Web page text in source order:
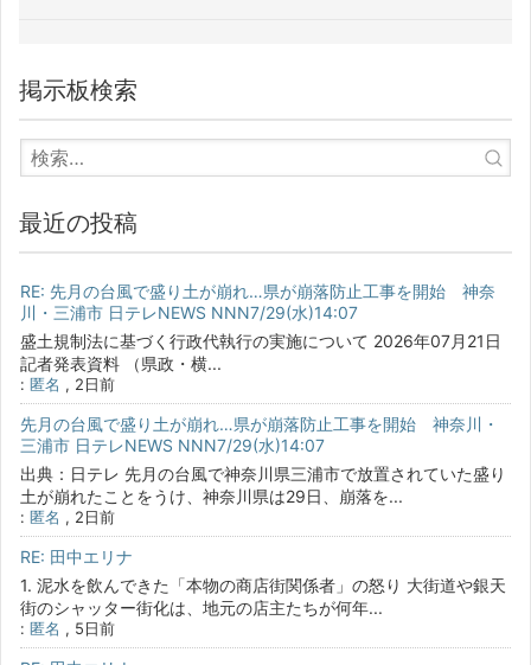
掲示板検索
最近の投稿
RE: 先月の台風で盛り土が崩れ…県が崩落防止工事を開始 神奈
川・三浦市 日テレNEWS NNN7/29(水)14:07
盛土規制法に基づく行政代執行の実施について 2026年07月21日
記者発表資料 （県政・横...
: 匿名 , 2日前
先月の台風で盛り土が崩れ…県が崩落防止工事を開始 神奈川・
三浦市 日テレNEWS NNN7/29(水)14:07
出典：日テレ 先月の台風で神奈川県三浦市で放置されていた盛り
土が崩れたことをうけ、神奈川県は29日、崩落を...
: 匿名 , 2日前
RE: 田中エリナ
1. 泥水を飲んできた「本物の商店街関係者」の怒り 大街道や銀天
街のシャッター街化は、地元の店主たちが何年...
: 匿名 , 5日前